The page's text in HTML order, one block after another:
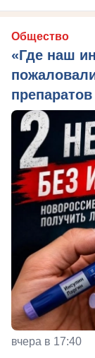
Общество
«Где наш
препаратов
вчера в 17:40